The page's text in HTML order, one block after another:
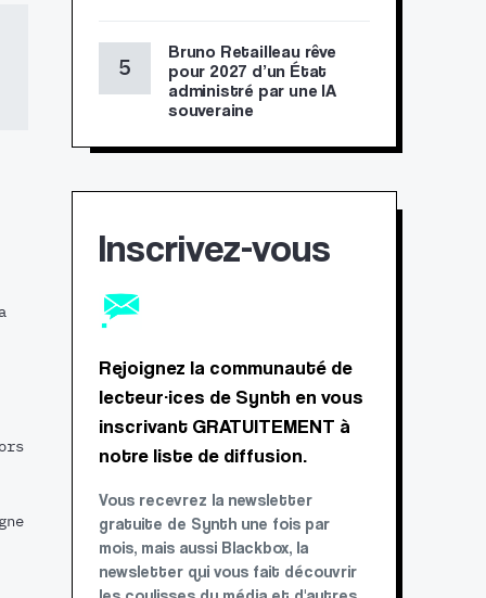
Bruno Retailleau rêve
pour 2027 d’un État
administré par une IA
souveraine
Inscrivez-vous
Rejoignez la communauté de
lecteur·ices de Synth en vous
inscrivant GRATUITEMENT à
notre liste de diffusion.
Vous recevrez la newsletter
gratuite de Synth une fois par
mois, mais aussi Blackbox, la
newsletter qui vous fait découvrir